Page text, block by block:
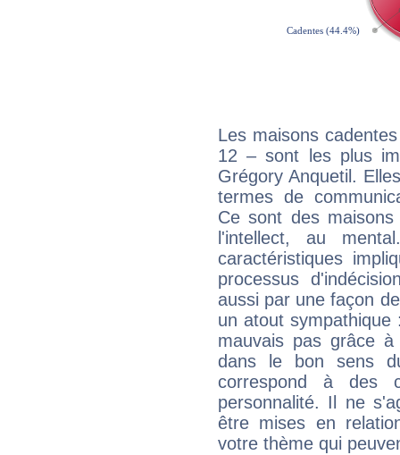
Les maisons
12 – sont les plus
Grégory Anquetil.
termes de
Ce sont des
l'intellect, au
caractéristiques
processus
aussi par une façon
un atout
mauvais pas grâce
dans le bon sens
correspond à des
personnalité. Il ne
être mises en
votre thème qui